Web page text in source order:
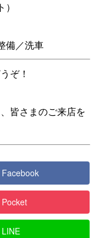
備／洗車
ぞ！
皆さまのご来店を
Facebook
Pocket
LINE